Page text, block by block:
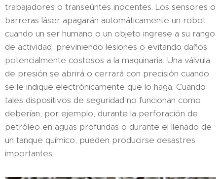
trabajadores o transeúntes inocentes. Los sensores o
barreras láser apagarán automáticamente un robot
cuando un ser humano o un objeto ingrese a su rango
de actividad, previniendo lesiones o evitando daños
potencialmente costosos a la maquinaria. Una válvula
de presión se abrirá o cerrará con precisión cuando
se le indique electrónicamente que lo haga. Cuando
tales dispositivos de seguridad no funcionan como
deberían, por ejemplo, durante la perforación de
petróleo en aguas profundas o durante el llenado de
un tanque químico, pueden producirse desastres
importantes.